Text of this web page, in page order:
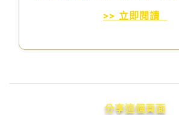
>> 立即閱讀
分享這個頁面